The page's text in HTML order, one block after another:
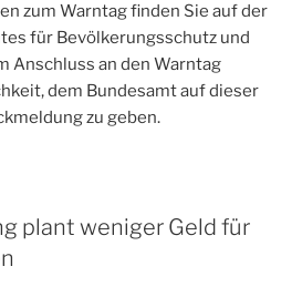
zum Warntag finden Sie auf der
für Bevölkerungsschutz und
Anschluss an den Warntag
dem Bundesamt auf dieser
zu geben.
plant weniger Geld für